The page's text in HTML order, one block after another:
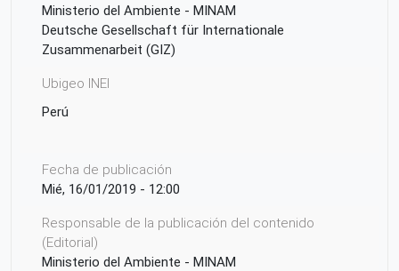
Ministerio del Ambiente - MINAM
Deutsche Gesellschaft für Internationale
Zusammenarbeit (GIZ)
Ubigeo INEI
Perú
Fecha de publicación
Mié, 16/01/2019 - 12:00
Responsable de la publicación del contenido
(Editorial)
Ministerio del Ambiente - MINAM